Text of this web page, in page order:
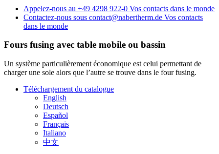
Appelez-nous au +49 4298 922-0 Vos contacts dans le monde
Contactez-nous sous contact@nabertherm.de Vos contacts
dans le monde
Fours fusing avec table mobile ou bassin
Un système particulièrement économique est celui permettant de
charger une sole alors que l’autre se trouve dans le four fusing.
Téléchargement du catalogue
English
Deutsch
Español
Français
Italiano
中文